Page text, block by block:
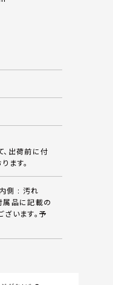
出荷前に付
ます。
内側 : 汚れ
属品に記載の
います。予